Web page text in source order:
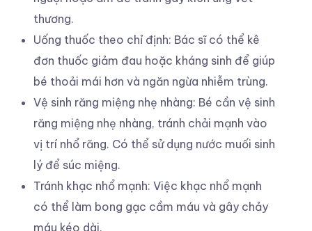
thương.
Uống thuốc theo chỉ định: Bác sĩ có thể kê
đơn thuốc giảm đau hoặc kháng sinh để giúp
bé thoải mái hơn và ngăn ngừa nhiễm trùng.
Vệ sinh răng miệng nhẹ nhàng: Bé cần vệ sinh
răng miệng nhẹ nhàng, tránh chải mạnh vào
vị trí nhổ răng. Có thể sử dụng nước muối sinh
lý để súc miệng.
Tránh khạc nhổ mạnh: Việc khạc nhổ mạnh
có thể làm bong gạc cầm máu và gây chảy
máu kéo dài.